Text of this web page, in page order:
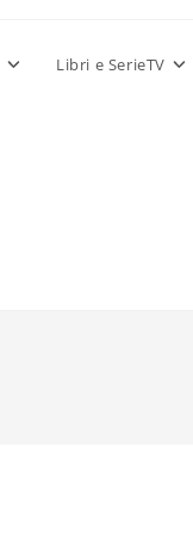
Libri e SerieTV